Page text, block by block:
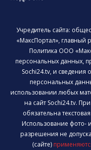
Учредитель сайта:
«МаксПортал»,
Политика ООО
персональных данных,
Sochi24.tv, и сведения
персональных
использовании любых
на сайт Sochi24.tv.
обязательна
Использование фото-
разрешения не
(сайте)